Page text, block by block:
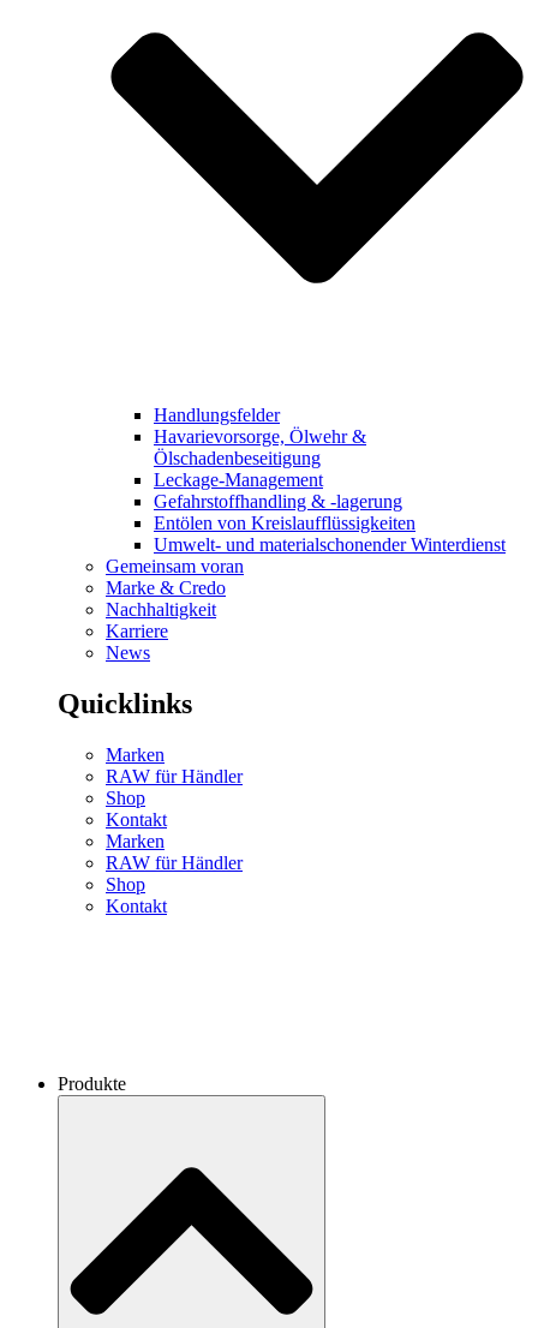
Handlungsfelder
Havarievorsorge, Ölwehr &
Ölschadenbeseitigung
Leckage-Management
Gefahrstoffhandling & -lagerung
Entölen von Kreislaufflüssigkeiten
Umwelt- und materialschonender Winterdienst
Gemeinsam voran
Marke & Credo
Nachhaltigkeit
Karriere
News
Quicklinks
Marken
RAW für Händler
Shop
Kontakt
Marken
RAW für Händler
Shop
Kontakt
Produkte